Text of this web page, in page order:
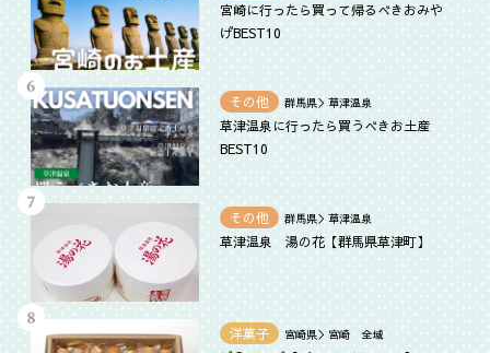
宮崎に行ったら買って帰るべきおみや
げBEST10
その他 群馬県＞草津温泉
草津温泉に行ったら買うべきお土産
BEST10
その他 群馬県＞草津温泉
草津温泉 湯の花【群馬県草津町】
洋菓子 宮崎県＞宮崎 全域